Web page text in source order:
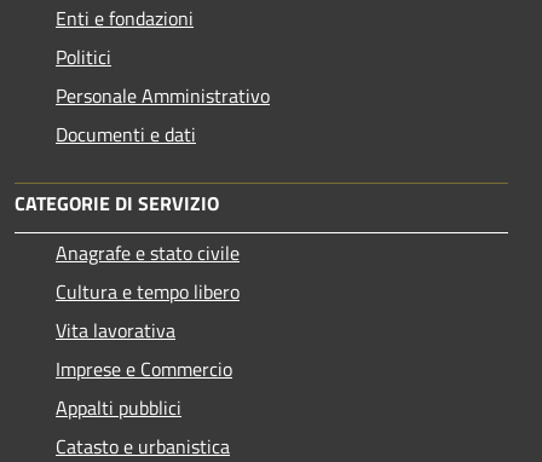
Enti e fondazioni
Politici
Personale Amministrativo
Documenti e dati
CATEGORIE DI SERVIZIO
Anagrafe e stato civile
Cultura e tempo libero
Vita lavorativa
Imprese e Commercio
Appalti pubblici
Catasto e urbanistica